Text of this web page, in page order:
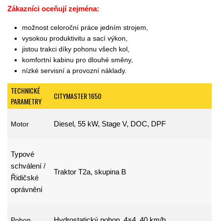
Zákazníci oceňují zejména:
možnost celoroční práce jedním strojem,
vysokou produktivitu a sací výkon,
jistou trakci díky pohonu všech kol,
komfortní kabinu pro dlouhé směny,
nízké servisní a provozní náklady.
TECHNICKÉ
PARAMETRY
CITYMASTER 1650
Motor Diesel, 55 kW, Stage V, DOC, DPF
Typové
schválení /
Řidičské
oprávnění
Traktor T2a, skupina B